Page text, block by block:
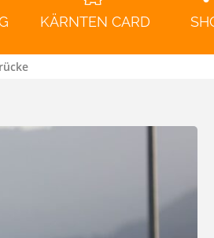
KÄRNTEN CARD